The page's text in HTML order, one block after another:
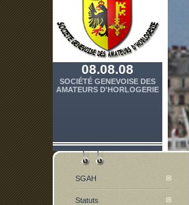
08.08.08
SOCIÉTÉ GENEVOISE DES
AMATEURS D'HORLOGERIE
SGAH
Statuts